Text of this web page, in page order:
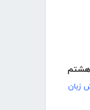
هشتم
زبان